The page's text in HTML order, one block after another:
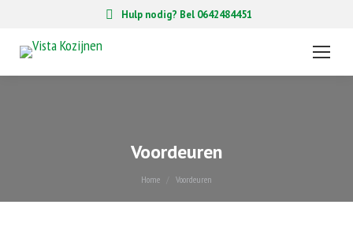
Hulp nodig? Bel 0642484451
Voordeuren
Je bent hier:
Home Voordeuren